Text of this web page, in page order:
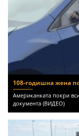
108-годишна жена
Американката покри
документа (ВИДЕО)